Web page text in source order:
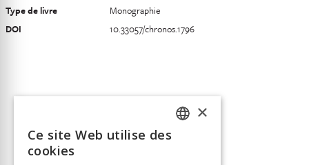
Type de livre
Monographie
DOI
10.33057/chronos.1796
×
Ce site Web utilise des
cookies